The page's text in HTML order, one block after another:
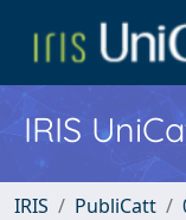
IRIS
IRIS PubliCatt